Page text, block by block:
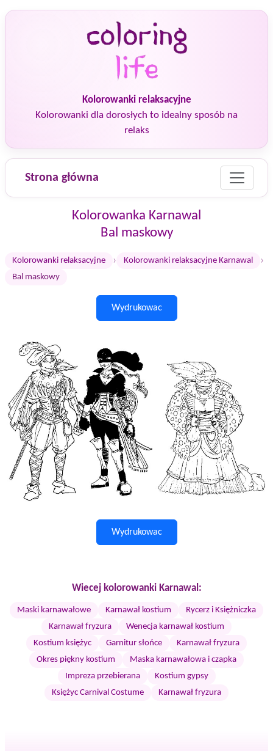
Kolorowanki relaksacyjne
Kolorowanki dla dorosłych to idealny sposób na
relaks
Strona główna
Kolorowanka Karnawal
Bal maskowy
Kolorowanki relaksacyjne › Kolorowanki relaksacyjne Karnawal ›
Bal maskowy
Wydrukowac
Wydrukowac
Wiecej kolorowanki Karnawal:
Maski karnawałowe Karnawał kostium
Rycerz i Księżniczka
Karnawał fryzura
Wenecja karnawał kostium
Kostium księżyc
Garnitur słońce
Karnawał fryzura
Okres piękny kostium
Maska karnawałowa i czapka
Impreza przebierana
Kostium gypsy
Księżyc Carnival Costume
Karnawał fryzura